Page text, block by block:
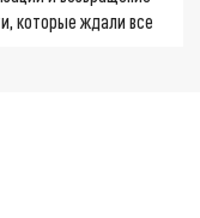
которые ждали все